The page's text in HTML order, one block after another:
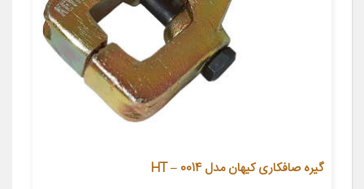
گیره صافکاری کیهان مدل HT – 0014